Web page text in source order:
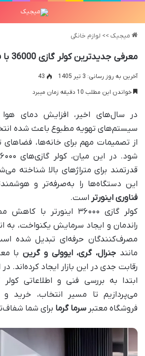
میجیک >> لوازم خانگی
معرفی جدیدترین کولر گازی 36000 با فناوری اینورتر
آخرین به روز رسانی: 3 تیر 1405
43
خواندن این مطلب 10 دقیقه زمان میبرد
در سال‌های اخیر، افزایش دمای
سیستم‌های تهویه مطبوع باعث شده
از تصمیمات مهم برای خانه‌ها، فضاهای
قدرتمند برای متراژهای بالا شناخته
این دستگاه‌ها را به‌صرفه‌تر و
فناوری اینورتر است.
کولر گازی ۳۶۰۰۰ اینورتر
راندمان و ایجاد سرمایش یکنواخت، به
مصرف‌کنندگان حرفه‌ای تبدیل شده
مانند جنرال، گری، ایوولی و گرینبا
رقابت جدی در این بازار ایجاد کرده‌اند.
می‌پردازیم تا مسیر انتخاب، خرید
فروشگاه معتبر سرما گرما برای شما